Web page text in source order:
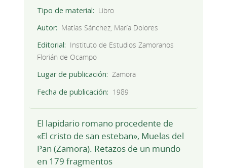
Tipo de material
Libro
Autor
Matías Sánchez, María Dolores
Editorial
Instituto de Estudios Zamoranos
Florián de Ocampo
Lugar de publicación
Zamora
Fecha de publicación
1989
El lapidario romano procedente de
«El cristo de san esteban», Muelas del
Pan (Zamora). Retazos de un mundo
en 179 fragmentos